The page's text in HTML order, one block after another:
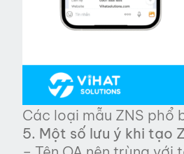
Các loại mẫu ZNS phổ
5. Một số lưu ý khi tạo